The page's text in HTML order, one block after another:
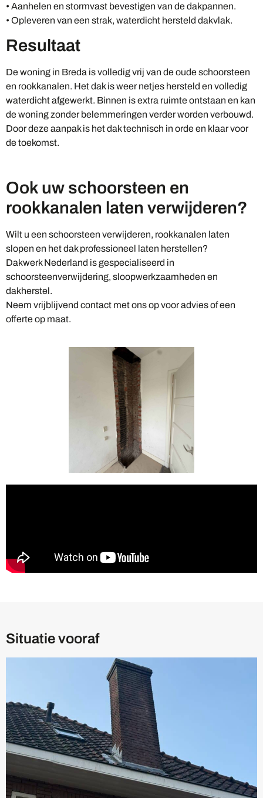
• Aanhelen en stormvast bevestigen van de dakpannen.
• Opleveren van een strak, waterdicht hersteld dakvlak.
Resultaat
De woning in Breda is volledig vrij van de oude schoorsteen
en rookkanalen. Het dak is weer netjes hersteld en volledig
waterdicht afgewerkt. Binnen is extra ruimte ontstaan en kan
de woning zonder belemmeringen verder worden verbouwd.
Door deze aanpak is het dak technisch in orde en klaar voor
de toekomst.
Ook uw schoorsteen en
rookkanalen laten verwijderen?
Wilt u een schoorsteen verwijderen, rookkanalen laten
slopen en het dak professioneel laten herstellen?
Dakwerk Nederland is gespecialiseerd in
schoorsteenverwijdering, sloopwerkzaamheden en
dakherstel.
Neem vrijblijvend contact met ons op voor advies of een
offerte op maat.
Situatie vooraf